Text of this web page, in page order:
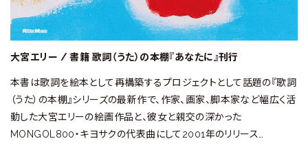
大宮エリー / 書籍 歌詞（うた）の本棚『あなたに』刊行
本書は歌詞を絵本として再構築するプロジェクトとして話題の『歌詞
（うた）の本棚』シリーズの最新作で、作家、画家、脚本家など幅広く活
動した大宮エリーの絵画作品と、彼女と親交の深かった
MONGOL800・キヨサクの代表曲にして2001年のリリース…